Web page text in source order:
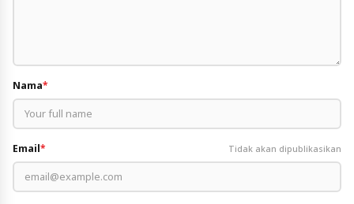
Nama*
Email* Tidak akan dipublikasikan